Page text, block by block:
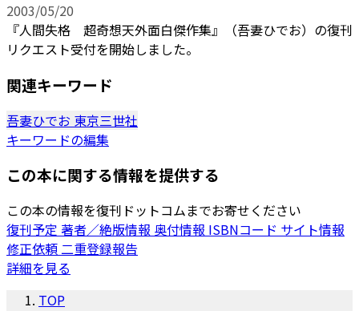
2003/05/20
『人間失格 超奇想天外面白傑作集』（吾妻ひでお）の復刊
リクエスト受付を開始しました。
関連キーワード
吾妻ひでお 東京三世社
キーワードの編集
この本に関する情報を提供する
この本の情報を復刊ドットコムまでお寄せください
復刊予定 著者／絶版情報 奥付情報 ISBNコード サイト情報
修正依頼二重登録報告
詳細を見る
TOP